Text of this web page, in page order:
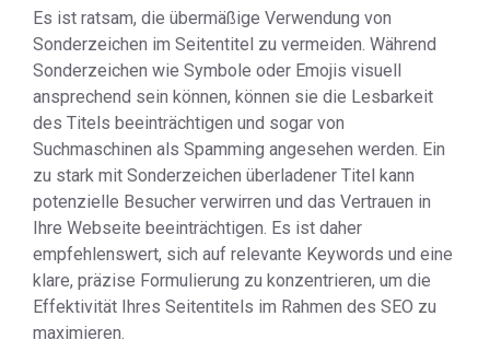
Es ist ratsam, die übermäßige Verwendung von
Sonderzeichen im Seitentitel zu vermeiden. Während
Sonderzeichen wie Symbole oder Emojis visuell
ansprechend sein können, können sie die Lesbarkeit
des Titels beeinträchtigen und sogar von
Suchmaschinen als Spamming angesehen werden. Ein
zu stark mit Sonderzeichen überladener Titel kann
potenzielle Besucher verwirren und das Vertrauen in
Ihre Webseite beeinträchtigen. Es ist daher
empfehlenswert, sich auf relevante Keywords und eine
klare, präzise Formulierung zu konzentrieren, um die
Effektivität Ihres Seitentitels im Rahmen des SEO zu
maximieren.